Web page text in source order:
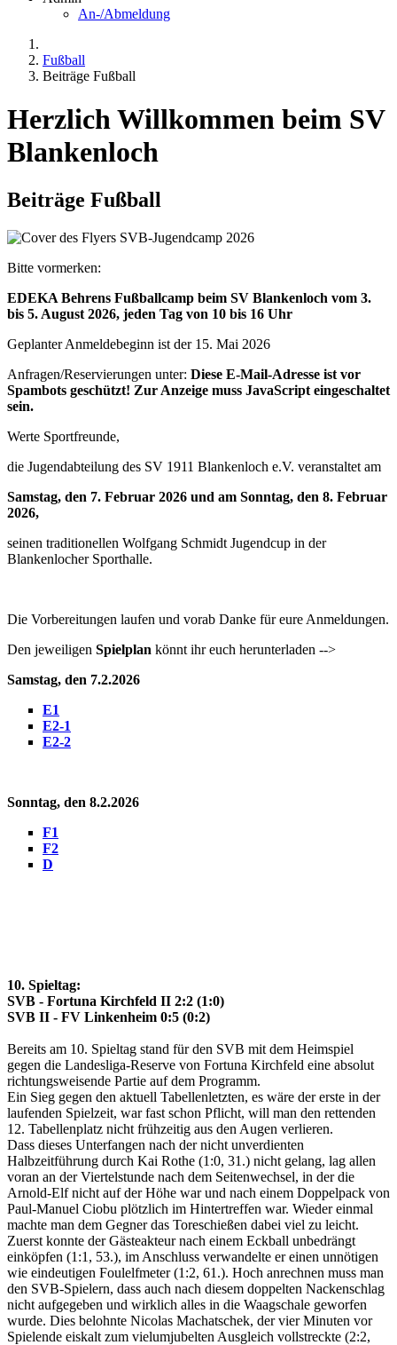
An-/Abmeldung
Fußball
Beiträge Fußball
Herzlich Willkommen beim SV
Blankenloch
Beiträge Fußball
Bitte vormerken:
EDEKA Behrens Fußballcamp beim SV Blankenloch vom 3.
bis 5. August 2026, jeden Tag von 10 bis 16 Uhr
Geplanter Anmeldebeginn ist der 15. Mai 2026
Anfragen/Reservierungen unter: Diese E-Mail-Adresse ist vor
Spambots geschützt! Zur Anzeige muss JavaScript eingeschaltet
sein.
Werte Sportfreunde,
die Jugendabteilung des SV 1911 Blankenloch e.V. veranstaltet am
Samstag, den 7. Februar 2026 und am Sonntag, den 8. Februar
2026,
seinen traditionellen Wolfgang Schmidt Jugendcup in der
Blankenlocher Sporthalle.
Die Vorbereitungen laufen und vorab Danke für eure Anmeldungen.
Den jeweiligen Spielplan könnt ihr euch herunterladen -->
Samstag, den 7.2.2026
E1
E2-1
E2-2
Sonntag, den 8.2.2026
F1
F2
D
10. Spieltag:
SVB - Fortuna Kirchfeld II 2:2 (1:0)
SVB II - FV Linkenheim 0:5 (0:2)
Bereits am 10. Spieltag stand für den SVB mit dem Heimspiel
gegen die Landesliga-Reserve von Fortuna Kirchfeld eine absolut
richtungsweisende Partie auf dem Programm.
Ein Sieg gegen den aktuell Tabellenletzten, es wäre der erste in der
laufenden Spielzeit, war fast schon Pflicht, will man den rettenden
12. Tabellenplatz nicht frühzeitig aus den Augen verlieren.
Dass dieses Unterfangen nach der nicht unverdienten
Halbzeitführung durch Kai Rothe (1:0, 31.) nicht gelang, lag allen
voran an der Viertelstunde nach dem Seitenwechsel, in der die
Arnold-Elf nicht auf der Höhe war und nach einem Doppelpack von
Paul-Manuel Ciobu plötzlich im Hintertreffen war. Wieder einmal
machte man dem Gegner das Toreschießen dabei viel zu leicht.
Zuerst konnte der Gästeakteur nach einem Eckball unbedrängt
einköpfen (1:1, 53.), im Anschluss verwandelte er einen unnötigen
wie eindeutigen Foulelfmeter (1:2, 61.). Hoch anrechnen muss man
den SVB-Spielern, dass auch nach diesem doppelten Nackenschlag
nicht aufgegeben und wirklich alles in die Waagschale geworfen
wurde. Dies belohnte Nicolas Machatschek, der vier Minuten vor
Spielende eiskalt zum vielumjubelten Ausgleich vollstreckte (2:2,